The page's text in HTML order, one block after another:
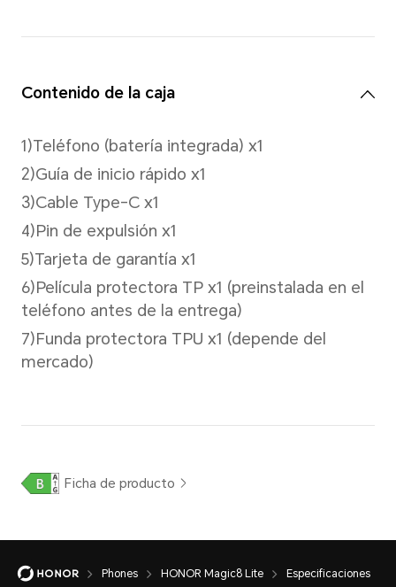
Modo de captura
Movimiento, Filtro, Captura
Reflejo especular,
gestos
Reconocimiento facial
Compatible
Batería
Phones HONOR Magic8 Lite Especificaciones